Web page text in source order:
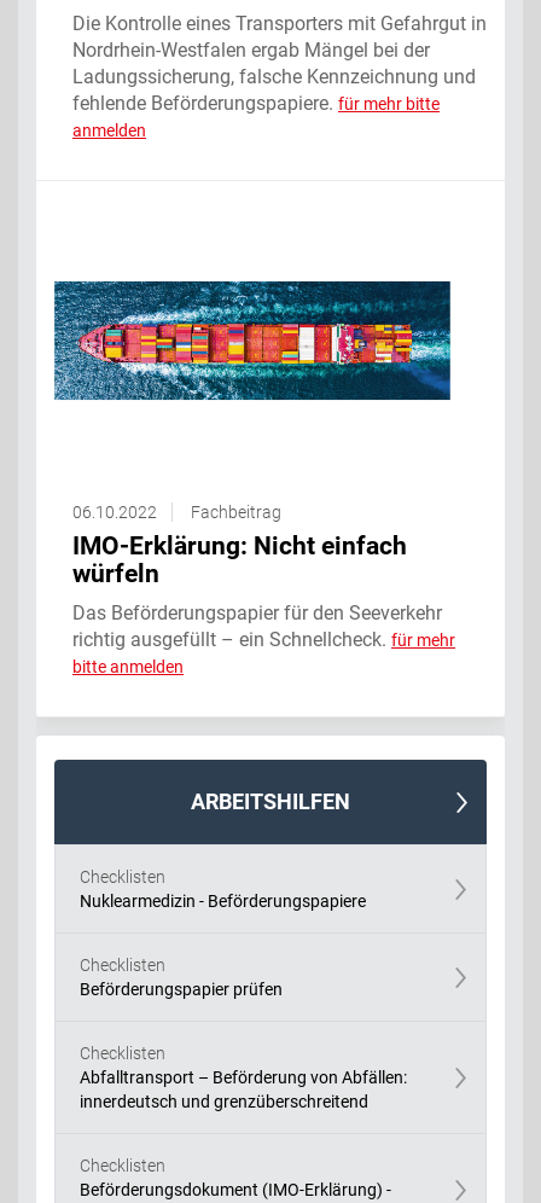
Die Kontrolle eines Transporters mit Gefahrgut in
Nordrhein-Westfalen ergab Mängel bei der
Ladungssicherung, falsche Kennzeichnung und
fehlende Beförderungspapiere. für mehr bitte
anmelden
06.10.2022 Fachbeitrag
IMO-Erklärung: Nicht einfach
würfeln
Das Beförderungspapier für den Seeverkehr
richtig ausgefüllt – ein Schnellcheck. für mehr
bitte anmelden
ARBEITSHILFEN
Checklisten
Nuklearmedizin - Beförderungspapiere
Checklisten
Beförderungspapier prüfen
Checklisten
Abfalltransport – Beförderung von Abfällen:
innerdeutsch und grenzüberschreitend
Checklisten
Beförderungsdokument (IMO-Erklärung) -